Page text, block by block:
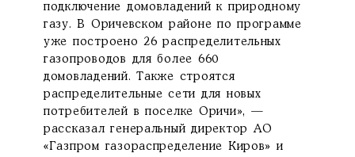
подключение домовладений к природному
газу. В Оричевском районе по программе
уже построено 26 распределительных
газопроводов для более 660
домовладений. Также строятся
распределительные сети для новых
потребителей в поселке Оричи», —
рассказал генеральный директор АО
«Газпром газораспределение Киров» и